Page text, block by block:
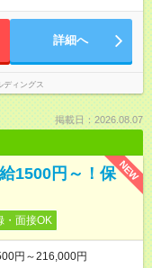
詳細へ
ディングス
掲載日：2026.08.07
NEW
1500円～！保
・面接OK
円～216,000円